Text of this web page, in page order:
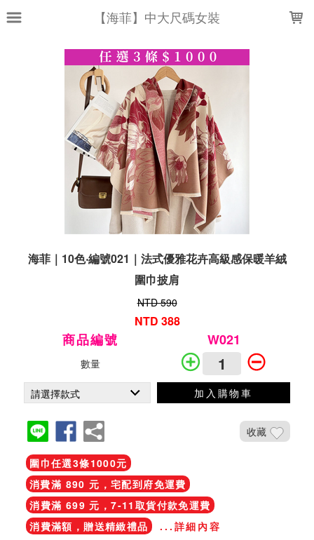
【海菲】中大尺碼女裝
海菲｜10色‧編號021｜法式優雅花卉高級感保暖羊絨
圍巾披肩
NTD 590
NTD 388
商品編號 W021
數量
加入購物車
收藏
圍巾任選3條1000元
消費滿 890 元，宅配到府免運費
消費滿 699 元，7-11取貨付款免運費
消費滿額，贈送精緻禮品
...詳細內容